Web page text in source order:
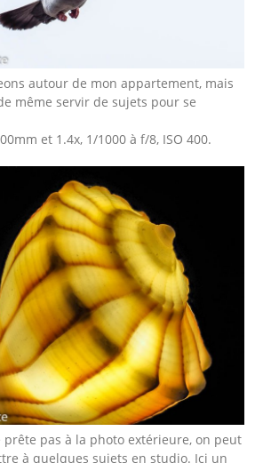
autour de mon appartement, mais
même servir de sujets pour se
et 1.4x, 1/1000 à f/8, ISO 400.
prête pas à la photo extérieure, on peut
à quelques sujets en studio. Ici un